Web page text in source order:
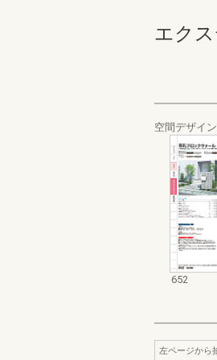
エク
空間デザイ
652
左ページから